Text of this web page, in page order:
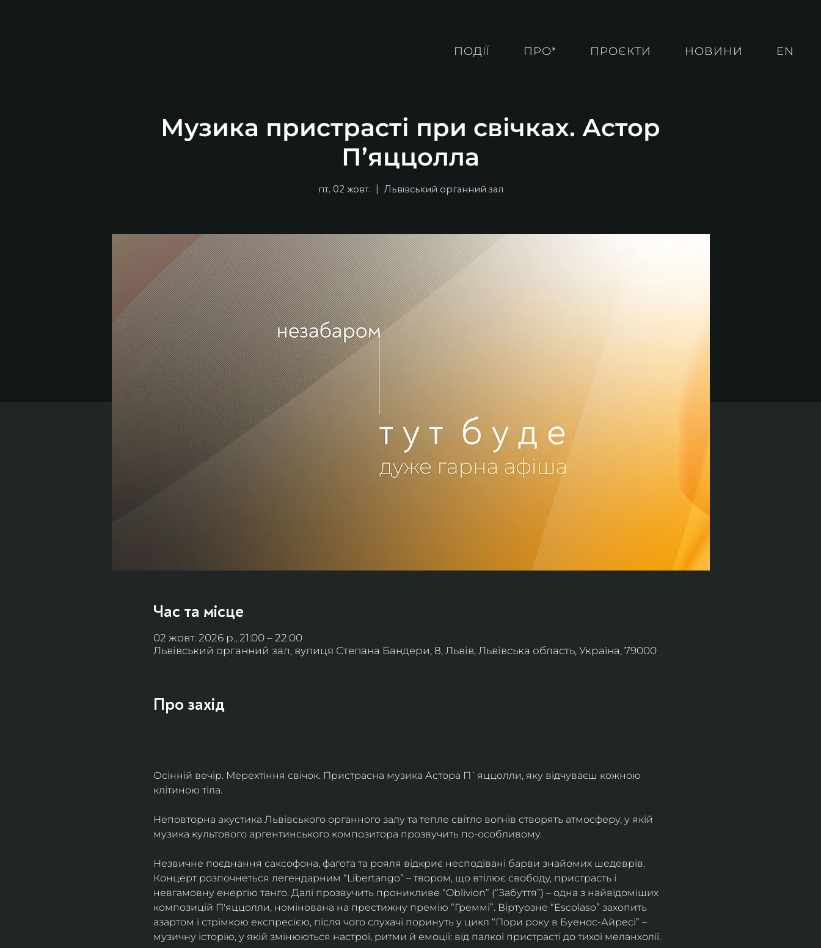
ПОДІЇ ПРО* ПРОЄКТИ НОВИНИ EN
Музика пристрасті при свічках. Астор
П’яццолла
пт, 02 жовт.
  |
Львівський органний зал
Час та місце
02 жовт. 2026 р., 21:00 – 22:00
Львівський органний зал, вулиця Степана Бандери, 8, Львів, Львівська область, Україна, 79000
Про захід
Осінній вечір. Мерехтіння свічок. Пристрасна музика Астора П`яццолли, яку відчуваєш кожною
клітиною тіла.
Неповторна акустика Львівського органного залу та тепле світло вогнів створять атмосферу, у якій
музика культового аргентинського композитора прозвучить по-особливому.
Незвичне поєднання саксофона, фагота та рояля відкриє несподівані барви знайомих шедеврів.
Концерт розпочнеться легендарним “Libertango” – твором, що втілює свободу, пристрасть і
невгамовну енергію танго. Далі прозвучить проникливе “Oblivion” (“Забуття”) – одна з найвідоміших
композицій П'яццолли, номінована на престижну премію “Греммі”. Віртуозне “Escolaso” захопить
азартом і стрімкою експресією, після чого слухачі поринуть у цикл “Пори року в Буенос-Айресі” –
музичну історію, у якій змінюються настрої, ритми й емоції: від палкої пристрасті до тихої меланхолії.